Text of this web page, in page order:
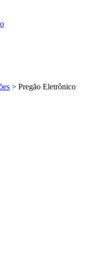
> Pregão Eletrônico